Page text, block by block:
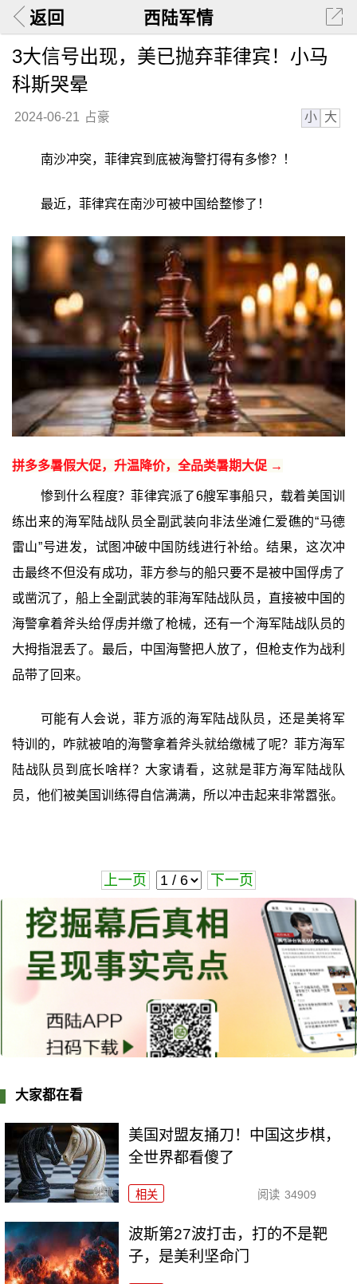
返回 西陆军情
3大信号出现，美已抛弃菲律宾！小马
科斯哭晕
2024-06-21 占豪 小 大
南沙冲突，菲律宾到底被海警打得有多惨？！
最近，菲律宾在南沙可被中国给整惨了！
拼多多暑假大促，升温降价，全品类暑期大促 →
惨到什么程度？菲律宾派了6艘军事船只，载着美国训
练出来的海军陆战队员全副武装向非法坐滩仁爱礁的“马德
雷山”号进发，试图冲破中国防线进行补给。结果，这次冲
击最终不但没有成功，菲方参与的船只要不是被中国俘虏了
或凿沉了，船上全副武装的菲海军陆战队员，直接被中国的
海警拿着斧头给俘虏并缴了枪械，还有一个海军陆战队员的
大拇指混丢了。最后，中国海警把人放了，但枪支作为战利
品带了回来。
可能有人会说，菲方派的海军陆战队员，还是美将军
特训的，咋就被咱的海警拿着斧头就给缴械了呢？菲方海军
陆战队员到底长啥样？大家请看，这就是菲方海军陆战队
员，他们被美国训练得自信满满，所以冲击起来非常嚣张。
上一页 下一页
大家都在看
美国对盟友捅刀！中国这步棋，
全世界都看傻了
相关 阅读 34909
波斯第27波打击，打的不是靶
子，是美利坚命门